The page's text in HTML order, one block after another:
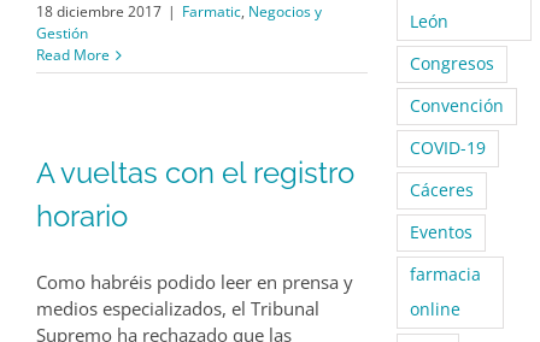
18 diciembre 2017 | Farmatic, Negocios y
Gestión
Read More
A vueltas con el registro
horario
Como habréis podido leer en prensa y
medios especializados, el Tribunal
Supremo ha rechazado que las
León
Congresos
Convención
COVID-19
Cáceres
Eventos
farmacia
online